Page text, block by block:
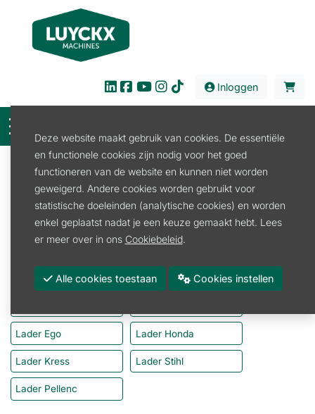
Inloggen
Filter
Verkoop Accu en laders
Accu en laders
Accu Kress Accu Pellenc
Lader Ego Lader Honda
Lader Kress Lader Stihl
Lader Pellenc
Deze website maakt gebruik van cookies. De essentiële
en functionele cookies zijn nodig voor het goed
functioneren van de website en kunnen niet worden
geweigerd. Andere cookies worden gebruikt voor
statistische doeleinden (analytische cookies) en worden
enkel geplaatst nadat je een keuze gemaakt hebt. Lees
er meer over in ons Cookiebeleid.
Alle cookies toestaan Cookies instellen